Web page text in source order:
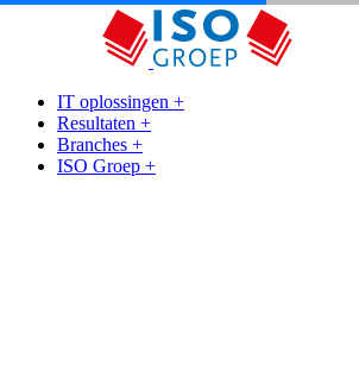
IT oplossingen +
Resultaten +
Branches +
ISO Groep +